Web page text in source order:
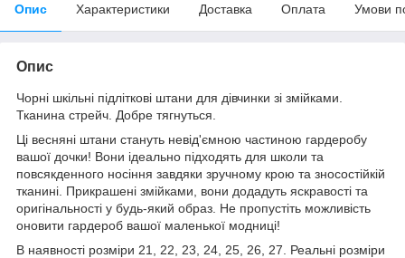
Опис Характеристики Доставка Оплата Умови
Опис
Чорні шкільні підліткові штани для дівчинки зі змійками.
Тканина стрейч. Добре тягнуться.
Ці весняні штани стануть невід'ємною частиною гардеробу
вашої дочки! Вони ідеально підходять для школи та
повсякденного носіння завдяки зручному крою та зносостійкій
тканині. Прикрашені змійками, вони додадуть яскравості та
оригінальності у будь-який образ. Не пропустіть можливість
оновити гардероб вашої маленької модниці!
В наявності розміри 21, 22, 23, 24, 25, 26, 27. Реальні розміри